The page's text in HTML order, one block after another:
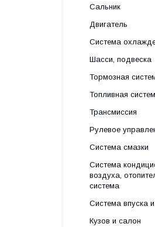
Сальник
Двигатель
Система
Шасси, подвеска
Тормозная
Топливная
Трансмиссия
Рулевое
Система смазки
Система
воздуха,
система
Система впуска
Кузов и салон